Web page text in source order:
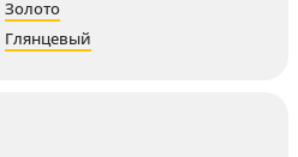
Золото
Глянцевый